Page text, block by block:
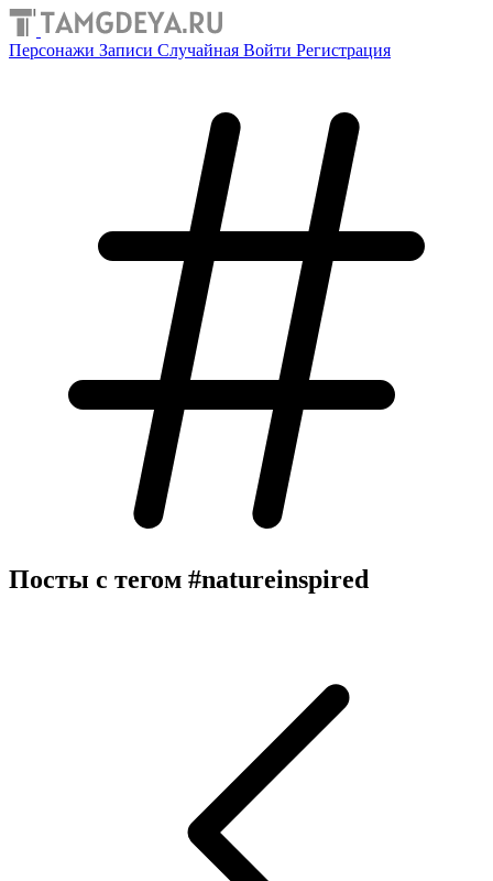
Персонажи Записи Случайная Войти Регистрация
Посты с тегом #natureinspired